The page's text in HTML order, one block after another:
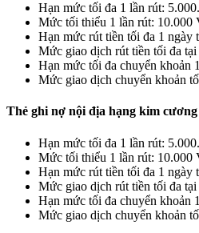
Hạn mức tối đa 1 lần rút:
Mức tối thiểu 1 lần rút:
Hạn mức rút tiền tối đa 1
Mức giao dịch rút tiền tối đa
Hạn mức tối đa chuyển khoản
Mức giao dịch chuyển khoản
Thẻ ghi nợ nội địa hạng kim
Hạn mức tối đa 1 lần rút:
Mức tối thiểu 1 lần rút:
Hạn mức rút tiền tối đa 1
Mức giao dịch rút tiền tối đa
Hạn mức tối đa chuyển khoản
Mức giao dịch chuyển khoản